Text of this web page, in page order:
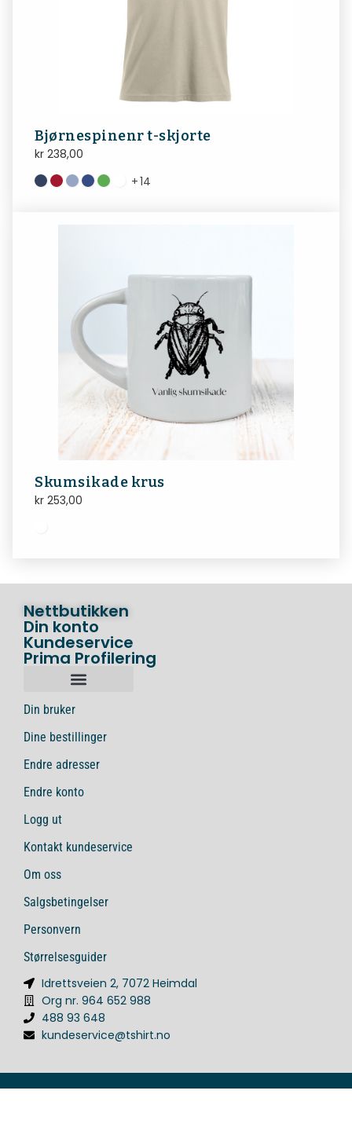
Bjørnespinenr t-skjorte
kr 238,00
+14
Skumsikade krus
kr 253,00
Nettbutikken
Din konto
Kundeservice
Prima Profilering
Din bruker
Dine bestillinger
Endre adresser
Endre konto
Logg ut
Kontakt kundeservice
Om oss
Salgsbetingelser
Personvern
Størrelsesguider
Idrettsveien 2, 7072 Heimdal
Org nr. 964 652 988
488 93 648
kundeservice@tshirt.no